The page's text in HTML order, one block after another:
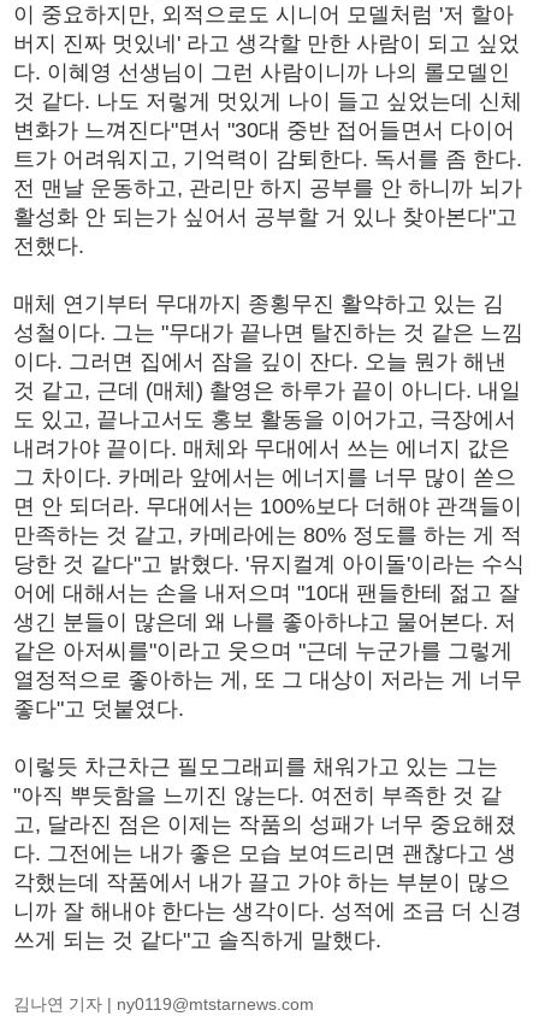
이 중요하지만, 외적으로도 시니어 모델처럼 '저 할아
버지 진짜 멋있네' 라고 생각할 만한 사람이 되고 싶었
다. 이혜영 선생님이 그런 사람이니까 나의 롤모델인
것 같다. 나도 저렇게 멋있게 나이 들고 싶었는데 신체
변화가 느껴진다"면서 "30대 중반 접어들면서 다이어
트가 어려워지고, 기억력이 감퇴한다. 독서를 좀 한다.
전 맨날 운동하고, 관리만 하지 공부를 안 하니까 뇌가
활성화 안 되는가 싶어서 공부할 거 있나 찾아본다"고
전했다.
매체 연기부터 무대까지 종횡무진 활약하고 있는 김
성철이다. 그는 "무대가 끝나면 탈진하는 것 같은 느낌
이다. 그러면 집에서 잠을 깊이 잔다. 오늘 뭔가 해낸
것 같고, 근데 (매체) 촬영은 하루가 끝이 아니다. 내일
도 있고, 끝나고서도 홍보 활동을 이어가고, 극장에서
내려가야 끝이다. 매체와 무대에서 쓰는 에너지 값은
그 차이다. 카메라 앞에서는 에너지를 너무 많이 쏟으
면 안 되더라. 무대에서는 100%보다 더해야 관객들이
만족하는 것 같고, 카메라에는 80% 정도를 하는 게 적
당한 것 같다"고 밝혔다. '뮤지컬계 아이돌'이라는 수식
어에 대해서는 손을 내저으며 "10대 팬들한테 젊고 잘
생긴 분들이 많은데 왜 나를 좋아하냐고 물어본다. 저
같은 아저씨를"이라고 웃으며 "근데 누군가를 그렇게
열정적으로 좋아하는 게, 또 그 대상이 저라는 게 너무
좋다"고 덧붙였다.
이렇듯 차근차근 필모그래피를 채워가고 있는 그는
"아직 뿌듯함을 느끼진 않는다. 여전히 부족한 것 같
고, 달라진 점은 이제는 작품의 성패가 너무 중요해졌
다. 그전에는 내가 좋은 모습 보여드리면 괜찮다고 생
각했는데 작품에서 내가 끌고 가야 하는 부분이 많으
니까 잘 해내야 한다는 생각이다. 성적에 조금 더 신경
쓰게 되는 것 같다"고 솔직하게 말했다.
김나연 기자 | ny0119@mtstarnews.com